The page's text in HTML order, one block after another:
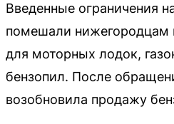
Введенные ограничения
помешали нижегородцам
для моторных лодок,
бензопил. После
возобновила продажу